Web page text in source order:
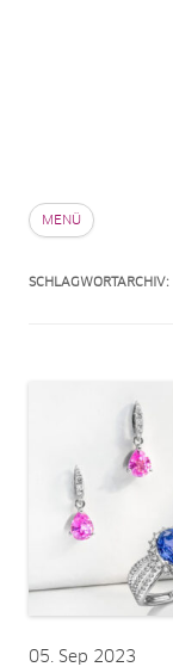
MENÜ
SCHLAGWORTARCHIV:
05 Sep 2023